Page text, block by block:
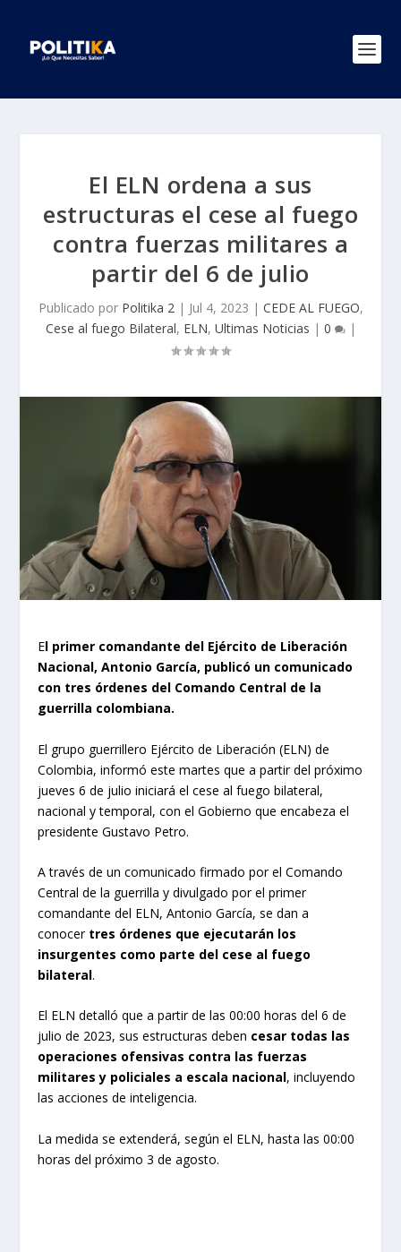
El ELN ordena a sus
estructuras el cese al fuego
contra fuerzas militares a
partir del 6 de julio
Publicado por Politika 2| Jul 4, 2023 | CEDE AL FUEGO,
Cese al fuego Bilateral, ELN, Ultimas Noticias | 0 |
El primer comandante del Ejército de Liberación
Nacional, Antonio García, publicó un comunicado
con tres órdenes del Comando Central de la
guerrilla colombiana.
El grupo guerrillero Ejército de Liberación (ELN) de
Colombia, informó este martes que a partir del próximo
jueves 6 de julio iniciará el cese al fuego bilateral,
nacional y temporal, con el Gobierno que encabeza el
presidente Gustavo Petro.
A través de un comunicado firmado por el Comando
Central de la guerrilla y divulgado por el primer
comandante del ELN, Antonio García, se dan a
conocer tres órdenes que ejecutarán los
insurgentes como parte del cese al fuego
bilateral.
El ELN detalló que a partir de las 00:00 horas del 6 de
julio de 2023, sus estructuras deben cesar todas las
operaciones ofensivas contra las fuerzas
militares y policiales a escala nacional, incluyendo
las acciones de inteligencia.
La medida se extenderá, según el ELN, hasta las 00:00
horas del próximo 3 de agosto.